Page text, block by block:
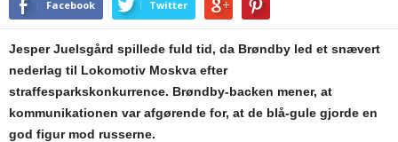
Facebook Twitter
Jesper Juelsgård spillede fuld tid, da Brøndby led et snævert
nederlag til Lokomotiv Moskva efter
straffesparkskonkurrence. Brøndby-backen mener, at
kommunikationen var afgørende for, at de blå-gule gjorde en
god figur mod russerne.